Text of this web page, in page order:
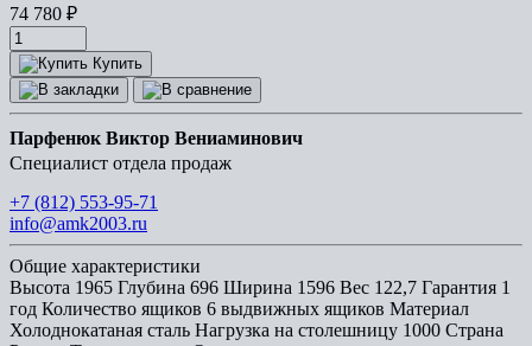
74 780 ₽
Купить
Парфенюк Виктор Вениаминович
Специалист отдела продаж
+7 (812) 553-95-71
info@amk2003.ru
Общие характеристики
Высота 1965 Глубина 696 Ширина 1596 Вес 122,7 Гарантия 1
год Количество ящиков 6 выдвижных ящиков Материал
Холоднокатаная сталь Нагрузка на столешницу 1000 Страна